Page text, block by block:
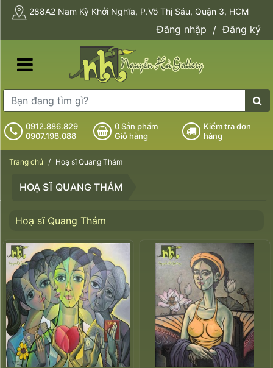
288A2 Nam Kỳ Khởi Nghĩa, P.Võ Thị Sáu, Quận 3, HCM
Đăng nhập / Đăng ký
0912.886.829
0907.198.088
0Sản phẩm
Giỏ hàng
Kiểm tra đơn
hàng
Trang chủ Hoạ sĩ Quang Thám
HOẠ SĨ QUANG THÁM
Hoạ sĩ Quang Thám